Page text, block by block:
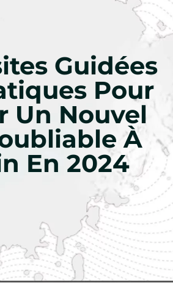
Guidées
Pour
Un Nouvel
À
En 2024